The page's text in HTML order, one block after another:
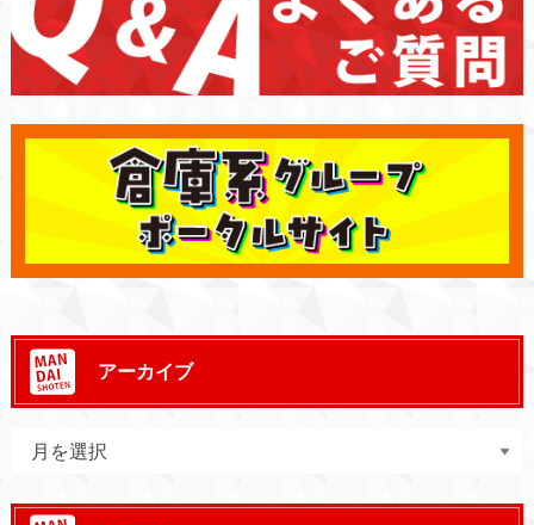
アーカイブ